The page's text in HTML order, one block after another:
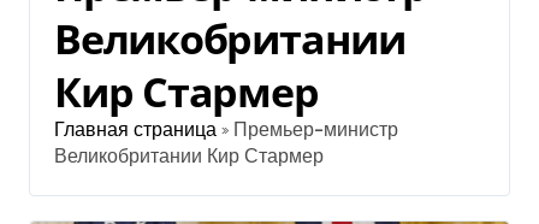
Великобритании
Кир Стармер
Главная страница » Премьер-министр
Великобритании Кир Стармер